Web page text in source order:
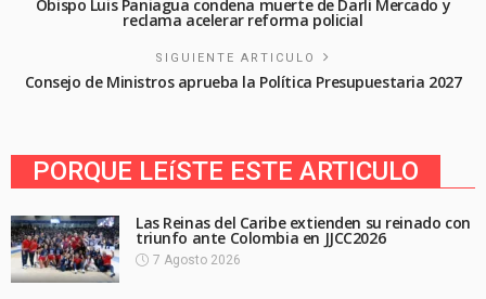
Obispo Luis Paniagua condena muerte de Darli Mercado y
reclama acelerar reforma policial
SIGUIENTE ARTICULO
Consejo de Ministros aprueba la Política Presupuestaria 2027
PORQUE LEíSTE ESTE ARTICULO
Las Reinas del Caribe extienden su reinado con
triunfo ante Colombia en JJCC2026
7 Agosto 2026